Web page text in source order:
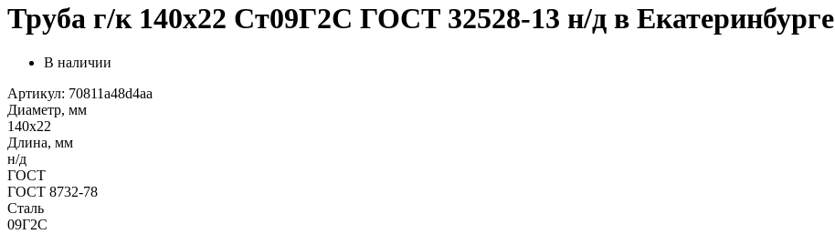
Труба г/к 140х22 Ст09Г2С ГОСТ 32528-13 н/д в Екатеринбурге
В наличии
Артикул: 70811a48d4aa
Диаметр, мм
140х22
Длина, мм
н/д
ГОСТ
ГОСТ 8732-78
Сталь
09Г2С